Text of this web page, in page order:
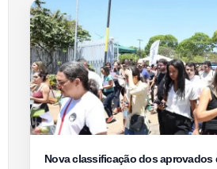
Nova classificação dos